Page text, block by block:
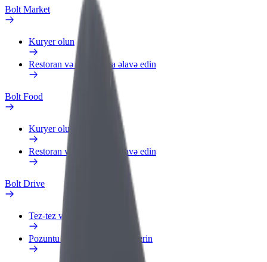
Bolt Market
Kuryer olun
Restoran və ya mağaza əlavə edin
Bolt Food
Kuryer olun
Restoran və ya mağaza əlavə edin
Bolt Drive
Tez-tez verilən suallar
Pozuntu haqqında məlumat verin